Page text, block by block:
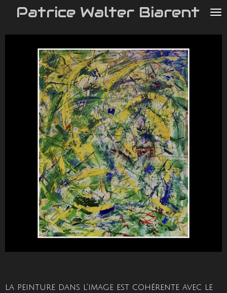
Passer
contenu
principal
Patrice Walter Biarent
la peinture dans l'image est cohérente avec le